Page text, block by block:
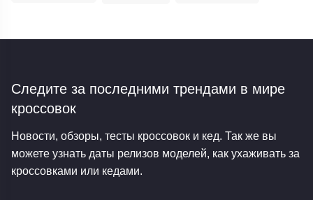
Следите за последними трендами в мире
кроссовок
Новости, обзоры, тесты кроссовок и кед. Так же вы
можете узнать даты релизов моделей, как ухаживать за
кроссовками или кедами.